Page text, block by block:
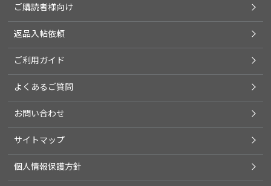
ご購読者様向け
返品入帖依頼
ご利用ガイド
よくあるご質問
お問い合わせ
サイトマップ
個人情報保護方針